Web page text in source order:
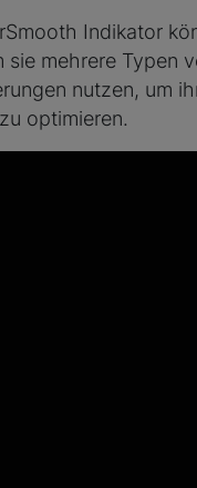
Indikator
sie mehrere Typen
nutzen, um
optimieren.